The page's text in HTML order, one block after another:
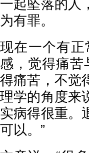
一起坠落的人
为有罪。
现在一个有
感，觉得痛苦
得痛苦，不觉
理学的角度来
实病得很重。
可以。”